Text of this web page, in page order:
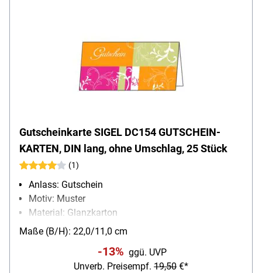
Gutscheinkarte SIGEL DC154 GUTSCHEIN-
KARTEN, DIN lang, ohne Umschlag, 25 Stück
(1)
Anlass: Gutschein
Motiv: Muster
Material: Glanzkarton
Grammatur: 250 g/m²
Besonderheiten: mit Euro-Vordruck
Inhalt pro Pack: 25 Stück
Maße (B/H): 22,0/11,0 cm
-13% ggü. UVP
Unverb. Preisempf. 19,50 €*